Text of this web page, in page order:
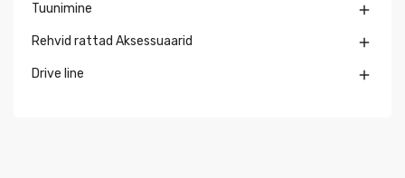
Tuunimine 
Rehvid rattad Aksessuaarid 
Drive line 